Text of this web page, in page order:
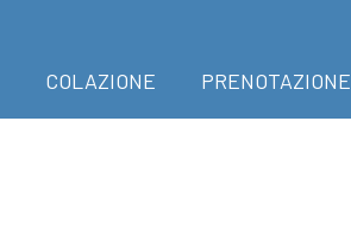
COLAZIONE PRENOTAZIONE